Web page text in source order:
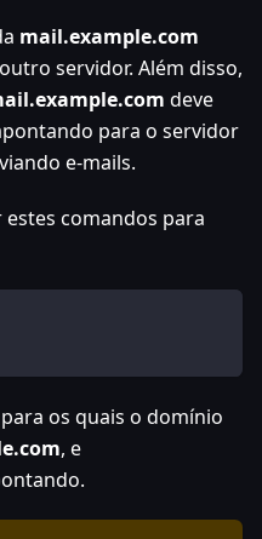
mail.example.com
servidor. Além disso,
deve
para o servidor
e-mails.
comandos para
os quais o domínio
, e